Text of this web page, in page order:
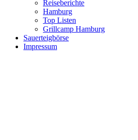
Reiseberichte
Hamburg
Top Listen
Grillcamp Hamburg
Sauerteigbörse
Impressum